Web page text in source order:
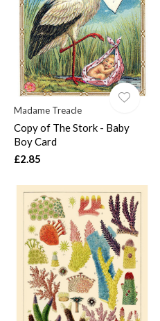
Madame Treacle
Copy of The Stork - Baby
Boy Card
£2.85